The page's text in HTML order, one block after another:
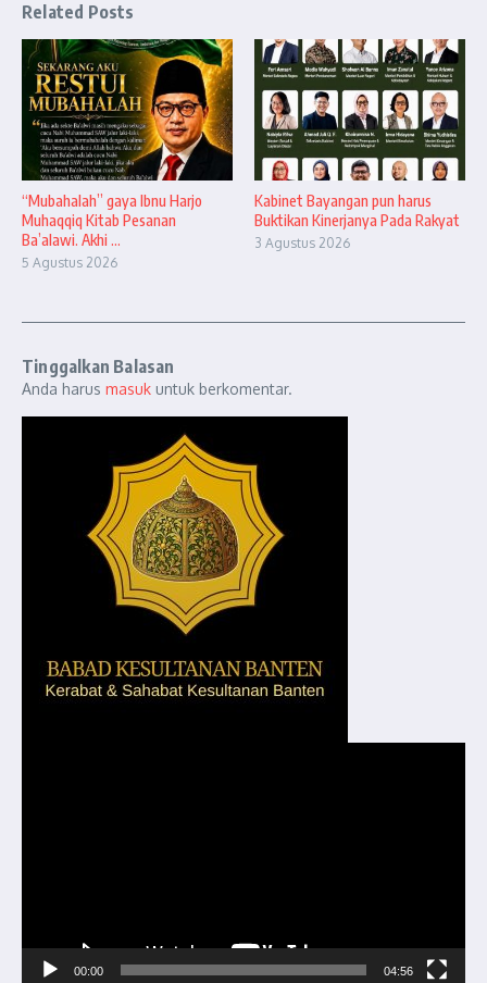
Related Posts
“Mubahalah” gaya Ibnu Harjo
Muhaqqiq Kitab Pesanan
Ba’alawi. Akhi ...
5 Agustus 2026
Kabinet Bayangan pun harus
Buktikan Kinerjanya Pada Rakyat
3 Agustus 2026
Tinggalkan Balasan
Anda harus masuk untuk berkomentar.
00:00 04:56